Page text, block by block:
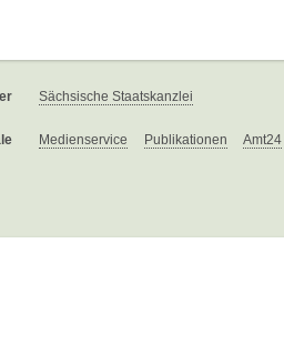
Sächsische Staatskanzlei
Medienservice Publikationen Amt24